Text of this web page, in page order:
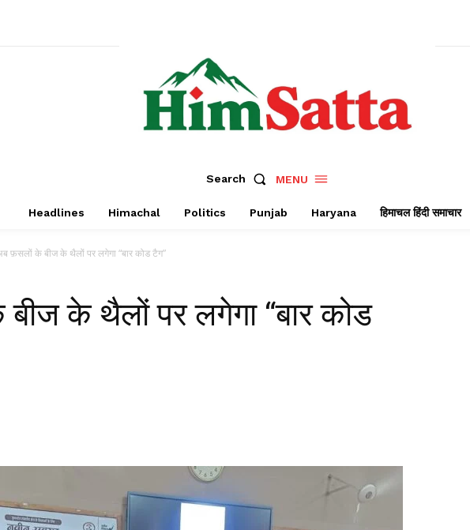
Search MENU
Headlines Himachal Politics Punjab Haryana हिमाचल हिंदी समाचार
फ़सलों के बीज के थैलों पर लगेगा “बार कोड टैग”
के थैलों पर लगेगा “बार कोड